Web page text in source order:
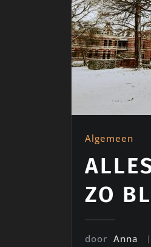
Algemeen
ZO
door Anna